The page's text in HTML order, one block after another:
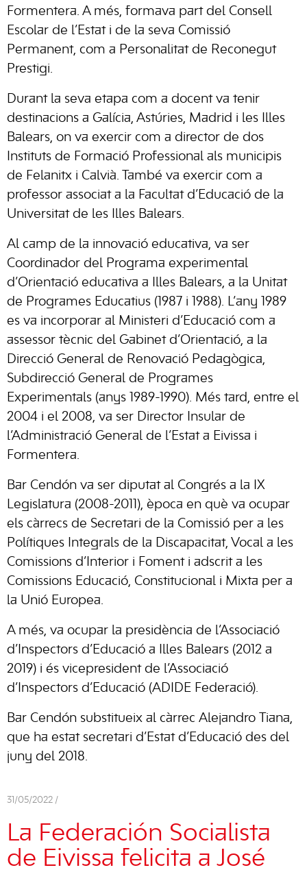
Formentera. A més, formava part del Consell
Escolar de l’Estat i de la seva Comissió
Permanent, com a Personalitat de Reconegut
Prestigi.
Durant la seva etapa com a docent va tenir
destinacions a Galícia, Astúries, Madrid i les Illes
Balears, on va exercir com a director de dos
Instituts de Formació Professional als municipis
de Felanitx i Calvià. També va exercir com a
professor associat a la Facultat d’Educació de la
Universitat de les Illes Balears.
Al camp de la innovació educativa, va ser
Coordinador del Programa experimental
d’Orientació educativa a Illes Balears, a la Unitat
de Programes Educatius (1987 i 1988). L’any 1989
es va incorporar al Ministeri d’Educació com a
assessor tècnic del Gabinet d’Orientació, a la
Direcció General de Renovació Pedagògica,
Subdirecció General de Programes
Experimentals (anys 1989-1990). Més tard, entre el
2004 i el 2008, va ser Director Insular de
l’Administració General de l’Estat a Eivissa i
Formentera.
Bar Cendón va ser diputat al Congrés a la IX
Legislatura (2008-2011), època en què va ocupar
els càrrecs de Secretari de la Comissió per a les
Polítiques Integrals de la Discapacitat, Vocal a les
Comissions d’Interior i Foment i adscrit a les
Comissions Educació, Constitucional i Mixta per a
la Unió Europea.
A més, va ocupar la presidència de l’Associació
d’Inspectors d’Educació a Illes Balears (2012 a
2019) i és vicepresident de l’Associació
d’Inspectors d’Educació (ADIDE Federació).
Bar Cendón substitueix al càrrec Alejandro Tiana,
que ha estat secretari d’Estat d’Educació des del
juny del 2018.
31/05/2022 /
La Federación Socialista
de Eivissa felicita a José